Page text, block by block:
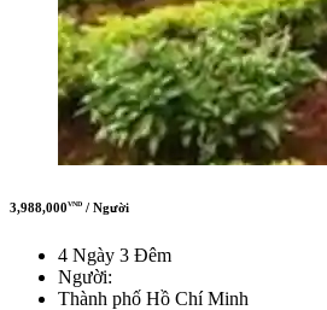
3,988,000VND / Người
4 Ngày 3 Đêm
Người:
Thành phố Hồ Chí Minh